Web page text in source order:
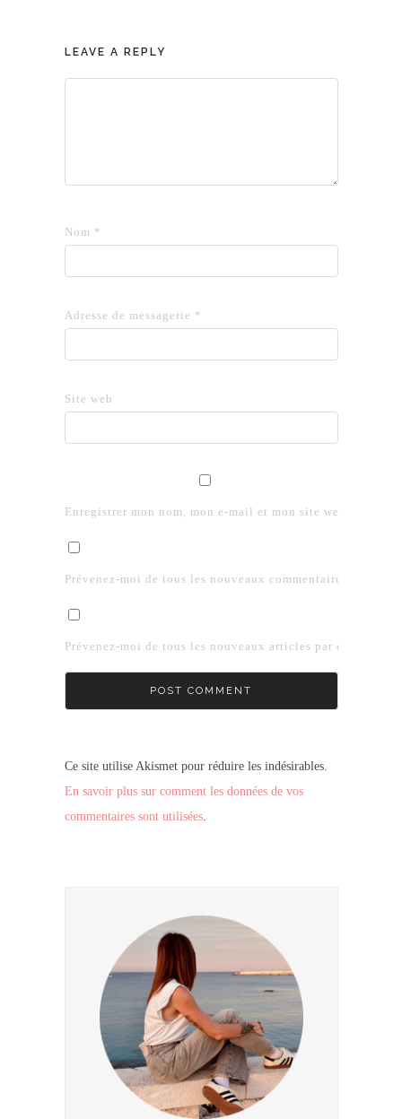
LEAVE A REPLY
Nom *
Adresse de messagerie *
Site web
Enregistrer mon nom, mon e-mail et mon site web dans le
Prévenez-moi de tous les nouveaux commentaires par e-
Prévenez-moi de tous les nouveaux articles par e-mail.
Ce site utilise Akismet pour réduire les indésirables.
En savoir plus sur comment les données de vos
commentaires sont utilisées.